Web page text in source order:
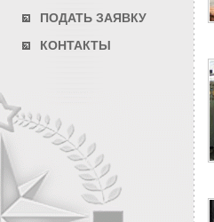
ПОДАТЬ ЗАЯВКУ
КОНТАКТЫ